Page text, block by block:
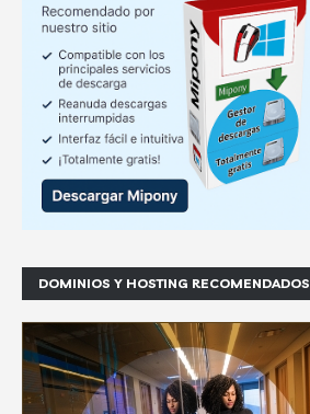
DOMINIOS Y HOSTING RECOMENDADOS